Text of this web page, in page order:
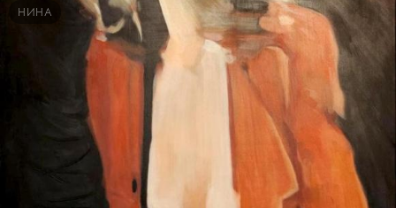
НИНА